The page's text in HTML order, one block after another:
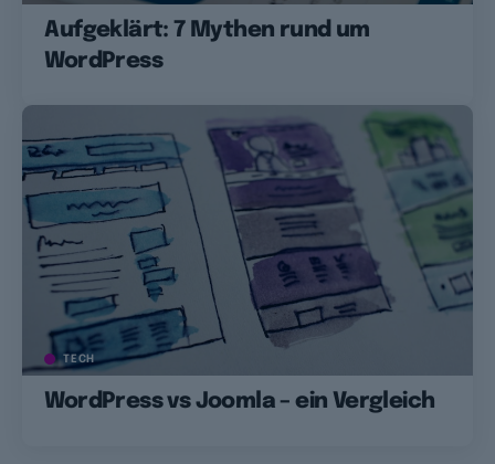
Aufgeklärt: 7 Mythen rund um
WordPress
TECH
WordPress vs Joomla – ein Vergleich